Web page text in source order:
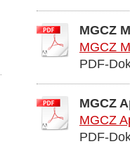
MGCZ
MGCZ
PDF-
MGCZ
MGCZ
PDF-